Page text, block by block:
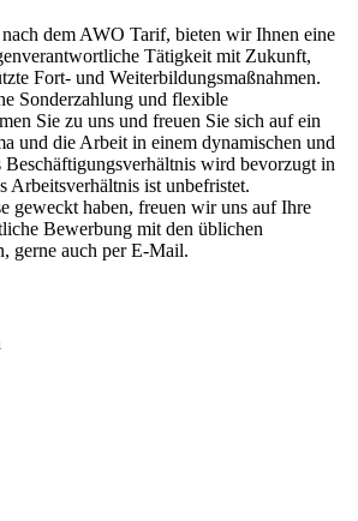
dem AWO Tarif, bieten wir Ihnen eine
Tätigkeit mit Zukunft,
Fort- und Weiterbildungsmaßnahmen.
Sonderzahlung und flexible
Sie zu uns und freuen Sie sich auf ein
und die Arbeit in einem dynamischen und
Beschäftigungsverhältnis wird bevorzugt in
Arbeitsverhältnis ist unbefristet.
geweckt haben, freuen wir uns auf Ihre
Bewerbung mit den üblichen
gerne auch per E-Mail.